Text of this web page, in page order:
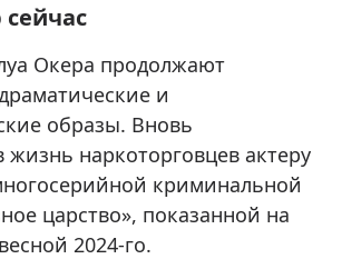
Окера продолжают
и
образы. Вновь
жизнь наркоторговцев актеру
криминальной
царство», показанной на
2024-го.